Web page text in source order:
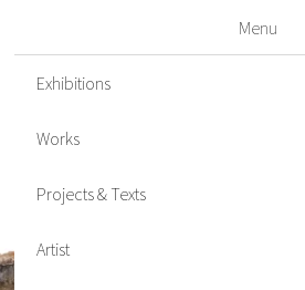
Works Projects & Texts
Menu
Exhibitions
Works
Projects & Texts
Artist